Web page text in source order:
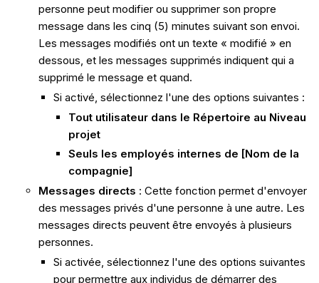
personne peut modifier ou supprimer son propre
message dans les cinq (5) minutes suivant son envoi.
Les messages modifiés ont un texte « modifié » en
dessous, et les messages supprimés indiquent qui a
supprimé le message et quand.
Si activé, sélectionnez l'une des options suivantes :
Tout utilisateur dans le Répertoire au Niveau
projet
Seuls les employés internes de [Nom de la
compagnie]
Messages directs : Cette fonction permet d'envoyer
des messages privés d'une personne à une autre. Les
messages directs peuvent être envoyés à plusieurs
personnes.
Si activée, sélectionnez l'une des options suivantes
pour permettre aux individus de démarrer des